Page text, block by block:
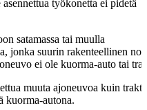
työkonetta ei pidetä
satamassa tai muulla
jonka suurin rakenteellinen
ei ole kuorma-auto tai
muuta ajoneuvoa kuin
kuorma-autona.